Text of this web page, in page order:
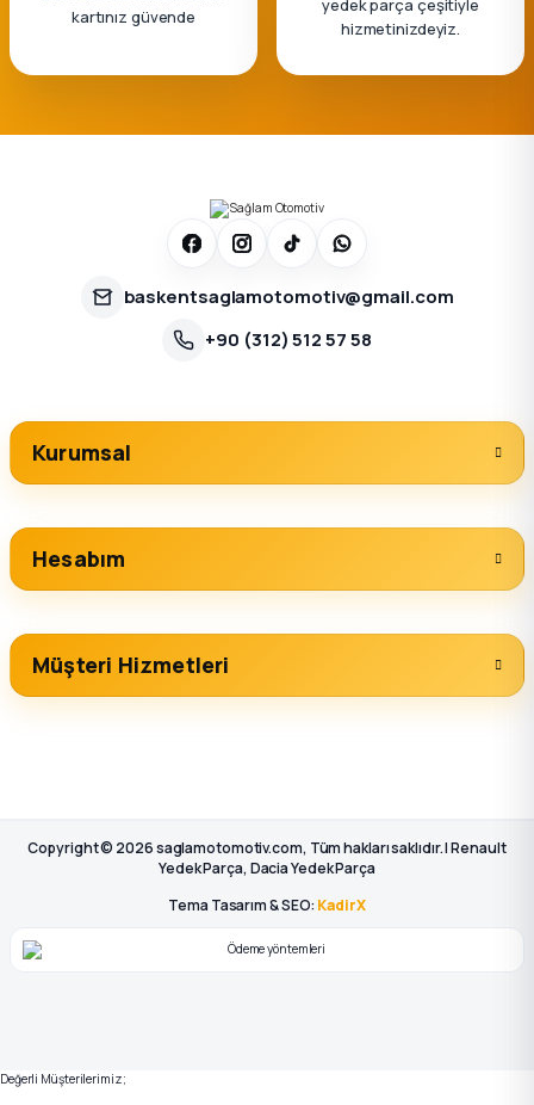
kartınız güvende
hizmetinizdeyiz.
baskentsaglamotomotiv@gmail.com
+90 (312) 512 57 58
Kurumsal
Hesabım
Müşteri Hizmetleri
Copyright © 2026 saglamotomotiv.com, Tüm hakları saklıdır. | Renault
Yedek Parça, Dacia Yedek Parça
Tema Tasarım & SEO: KadirX
Değerli Müşterilerimiz;